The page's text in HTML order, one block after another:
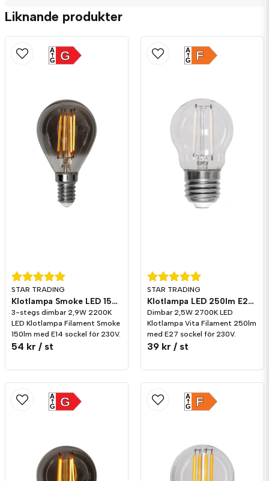
Liknande produkter
STAR TRADING
Klotlampa Smoke LED 150lm E14 2200K 3-stegs dimming
3-stegs dimbar 2,9W 2200K
LED Klotlampa Filament Smoke
150lm med E14 sockel för 230V.
54 kr / st
G
A
G
STAR TRADING
Klotlampa LED 250lm E27 Vita Filament 2700K Dim
Dimbar 2,5W 2700K LED
Klotlampa Vita Filament 250lm
med E27 sockel för 230V.
39 kr / st
F
A
G
G
A
G F
A
G